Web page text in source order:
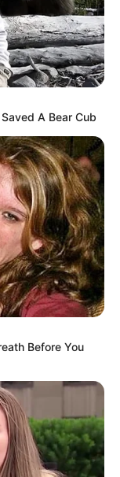
(2015)
A Bear Cub
Before You